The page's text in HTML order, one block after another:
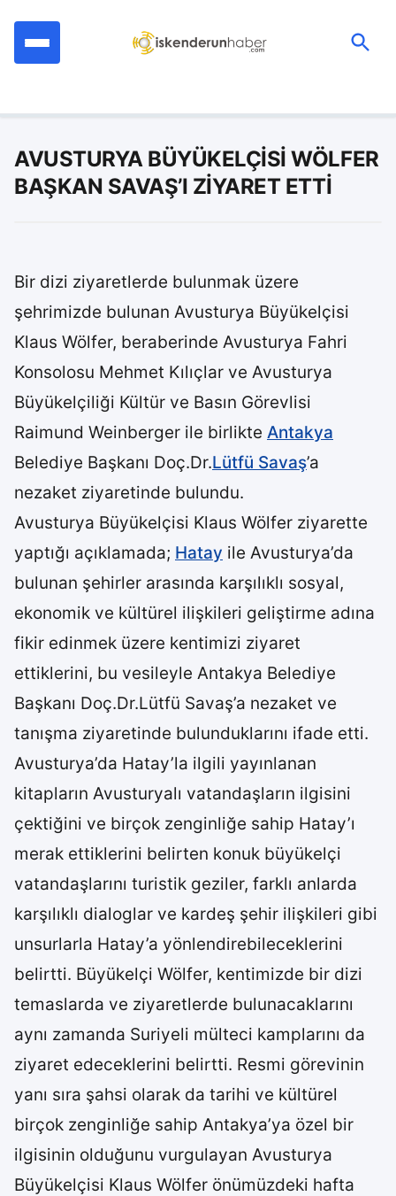
AVUSTURYA BÜYÜKELÇİSİ WÖLFER
BAŞKAN SAVAŞ’I ZİYARET ETTİ
Bir dizi ziyaretlerde bulunmak üzere
şehrimizde bulunan Avusturya Büyükelçisi
Klaus Wölfer, beraberinde Avusturya Fahri
Konsolosu Mehmet Kılıçlar ve Avusturya
Büyükelçiliği Kültür ve Basın Görevlisi
Raimund Weinberger ile birlikte Antakya
Belediye Başkanı Doç.Dr.Lütfü Savaş’a
nezaket ziyaretinde bulundu.
Avusturya Büyükelçisi Klaus Wölfer ziyarette
yaptığı açıklamada; Hatay ile Avusturya’da
bulunan şehirler arasında karşılıklı sosyal,
ekonomik ve kültürel ilişkileri geliştirme adına
fikir edinmek üzere kentimizi ziyaret
ettiklerini, bu vesileyle Antakya Belediye
Başkanı Doç.Dr.Lütfü Savaş’a nezaket ve
tanışma ziyaretinde bulunduklarını ifade etti.
Avusturya’da Hatay’la ilgili yayınlanan
kitapların Avusturyalı vatandaşların ilgisini
çektiğini ve birçok zenginliğe sahip Hatay’ı
merak ettiklerini belirten konuk büyükelçi
vatandaşlarını turistik geziler, farklı anlarda
karşılıklı dialoglar ve kardeş şehir ilişkileri gibi
unsurlarla Hatay’a yönlendirebileceklerini
belirtti. Büyükelçi Wölfer, kentimizde bir dizi
temaslarda ve ziyaretlerde bulunacaklarını
aynı zamanda Suriyeli mülteci kamplarını da
ziyaret edeceklerini belirtti. Resmi görevinin
yanı sıra şahsi olarak da tarihi ve kültürel
birçok zenginliğe sahip Antakya’ya özel bir
ilgisinin olduğunu vurgulayan Avusturya
Büyükelçisi Klaus Wölfer önümüzdeki hafta